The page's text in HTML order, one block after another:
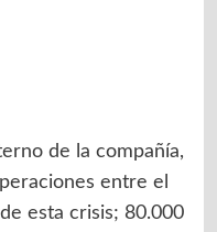
de la compañía,
entre el
esta crisis; 80.000